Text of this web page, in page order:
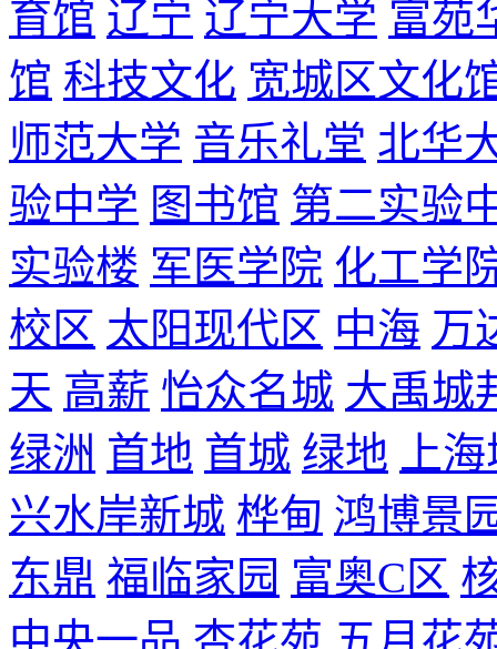
育馆 辽宁 辽宁大学 富苑
馆 科技文化 宽城区文化
师范大学 音乐礼堂 北华
验中学 图书馆 第二实验
实验楼 军医学院 化工学
校区 太阳现代区 中海 万
天 高薪 怡众名城 大禹城
绿洲 首地 首城 绿地
上
兴水岸新城 桦甸 鸿博景
东鼎 福临家园 富奥C区